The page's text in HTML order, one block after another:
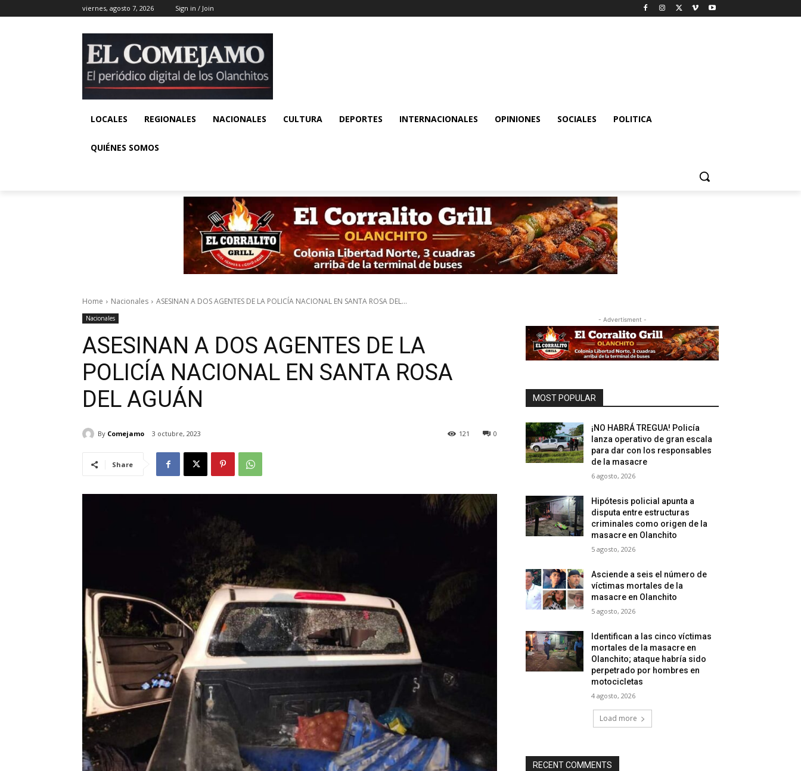
viernes, agosto 7, 2026 Sign in / Join
LOCALES REGIONALES NACIONALES CULTURA DEPORTES INTERNACIONALES OPINIONES SOCIALES POLITICA
QUIÉNES SOMOS
Home Nacionales ASESINAN A DOS AGENTES DE LA POLICÍA NACIONAL EN SANTA ROSA DEL...
Nacionales
ASESINAN A DOS AGENTES DE LA
POLICÍA NACIONAL EN SANTA ROSA
DEL AGUÁN
By Comejamo 3 octubre, 2023 0
121
Share
- Advertisment -
MOST POPULAR
¡NO HABRÁ TREGUA! Policía
lanza operativo de gran escala
para dar con los responsables
de la masacre
6 agosto, 2026
Hipótesis policial apunta a
disputa entre estructuras
criminales como origen de la
masacre en Olanchito
5 agosto, 2026
Asciende a seis el número de
víctimas mortales de la
masacre en Olanchito
5 agosto, 2026
Identifican a las cinco víctimas
mortales de la masacre en
Olanchito; ataque habría sido
perpetrado por hombres en
motocicletas
4 agosto, 2026
Load more
RECENT COMMENTS